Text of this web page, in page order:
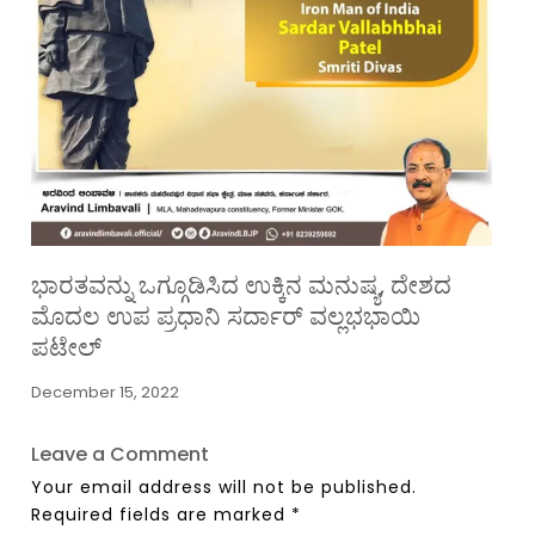
ಭಾರತವನ್ನು ಒಗ್ಗೂಡಿಸಿದ ಉಕ್ಕಿನ ಮನುಷ್ಯ, ದೇಶದ
ಮೊದಲ ಉಪ ಪ್ರಧಾನಿ ಸರ್ದಾರ್ ವಲ್ಲಭಭಾಯಿ
ಪಟೇಲ್
December 15, 2022
Leave a Comment
Your email address will not be published.
Required fields are marked *